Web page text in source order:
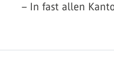
– In fast allen